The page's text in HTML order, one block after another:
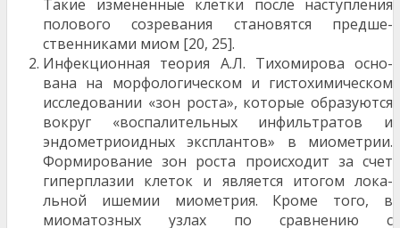
Такие измененные клетки после наступления
полового созревания становятся предше-
ственниками миом [20, 25].
Инфекционная теория А.Л. Тихомирова осно­
вана на морфологическом и гистохимическом
исследовании «зон роста», которые образую­тся
вокруг «воспалительных инфильтратов и
эндометриоидных эксплантов» в миометрии.
Формирование зон роста происходит за счет
гиперплазии клеток и является итогом лока­
льной ишемии миометрия. Кроме того, в
миоматозных узлах по сравнению с